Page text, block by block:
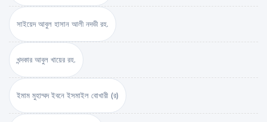
সাইয়েদ আবুল হাসান আলী নদভী রহ.
খন্দকার আবুল খায়ের রহ.
ইমাম মুহাম্মদ ইবনে ইসমাইল বোখারী (র)